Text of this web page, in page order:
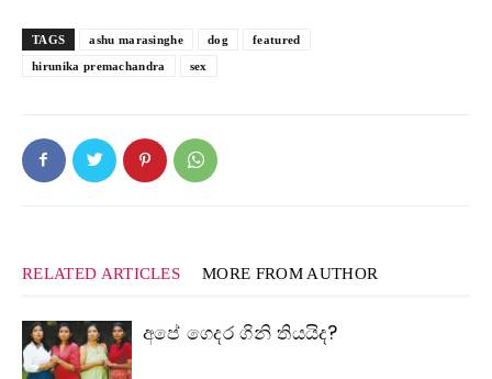
TAGS ashu marasinghe dog
featured
hirunika premachandra
sex
RELATED ARTICLES MORE FROM AUTHOR
අපේ ගෙදර ගිනි තියයිද?